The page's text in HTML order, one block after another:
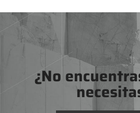
¿No